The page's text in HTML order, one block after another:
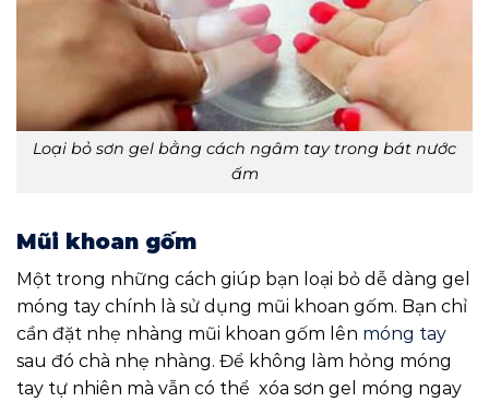
Loại bỏ sơn gel bằng cách ngâm tay trong bát nước
ấm
Mũi khoan gốm
Một trong những cách giúp bạn loại bỏ dễ dàng gel
móng tay chính là sử dụng mũi khoan gốm. Bạn chỉ
cần đặt nhẹ nhàng mũi khoan gốm lên móng tay
sau đó chà nhẹ nhàng. Để không làm hỏng móng
tay tự nhiên mà vẫn có thể xóa sơn gel móng ngay